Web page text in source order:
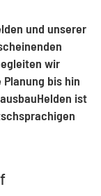
und unserer
wir
bis hin
ist